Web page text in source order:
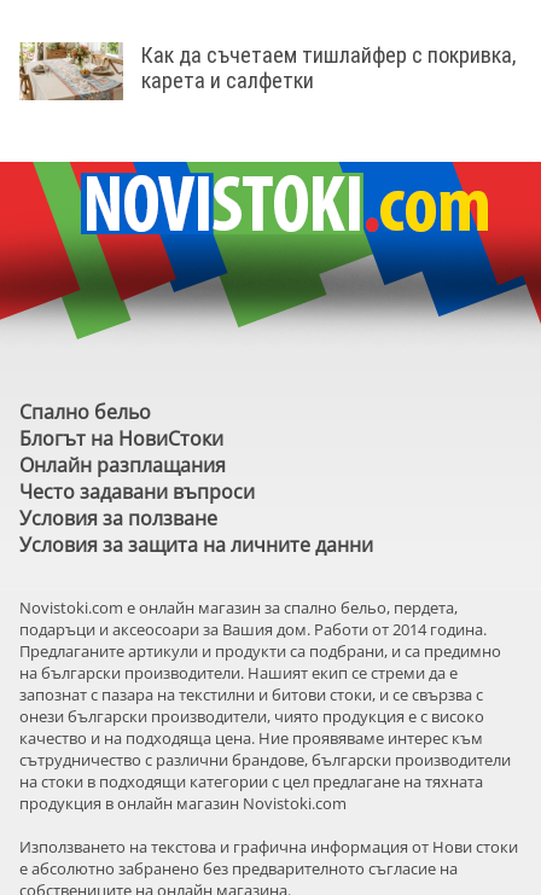
Как да съчетаем тишлайфер с покривка,
карета и салфетки
Спално бельо
Блогът на НовиСтоки
Онлайн разплащания
Често задавани въпроси
Условия за ползване
Условия за защита на личните данни
Novistoki.com e онлайн магазин за спално бельо, пердета,
подаръци и аксеосоари за Вашия дом. Работи от 2014 година.
Предлаганите артикули и продукти са подбрани, и са предимно
на български производители. Нашият екип се стреми да е
запознат с пазара на текстилни и битови стоки, и се свързва с
онези български производители, чиято продукция е с високо
качество и на подходяща цена. Ние проявяваме интерес към
сътрудничество с различни брандове, български производители
на стоки в подходящи категории с цел предлагане на тяхната
продукция в онлайн магазин Novistoki.com
Използването на текстова и графична информация от Нови стоки
е абсолютно забранено без предварителното съгласие на
собствениците на онлайн магазина.